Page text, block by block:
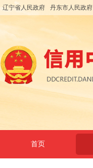
辽宁省人民政府 丹东市人民政府
首页